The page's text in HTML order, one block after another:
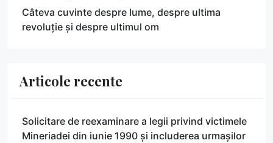
Câteva cuvinte despre lume, despre ultima
revoluție și despre ultimul om
Articole recente
Solicitare de reexaminare a legii privind victimele
Mineriadei din iunie 1990 și includerea urmașilor